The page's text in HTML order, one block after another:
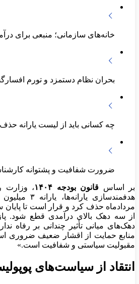
خانه‌های سازمانی؛ منبعی برای
بحران نظام دستمزد و تورم
چه کسانی باید از لیست یارانه
ضرورت شفافیت و پشتوانه
بر اساس قانون بودجه ۱۴۰۴
، وزارت
هدفمندسازی
از سه دهک بالای درآمدی قطع شود.
دهک‌های میانی تأثیر چندانی بر رفاه
منابع حمایت از اقشار ضعیف ضروری
مقبولیت سیاستی و شفافیت است.»
انتقاد از سیاست‌های